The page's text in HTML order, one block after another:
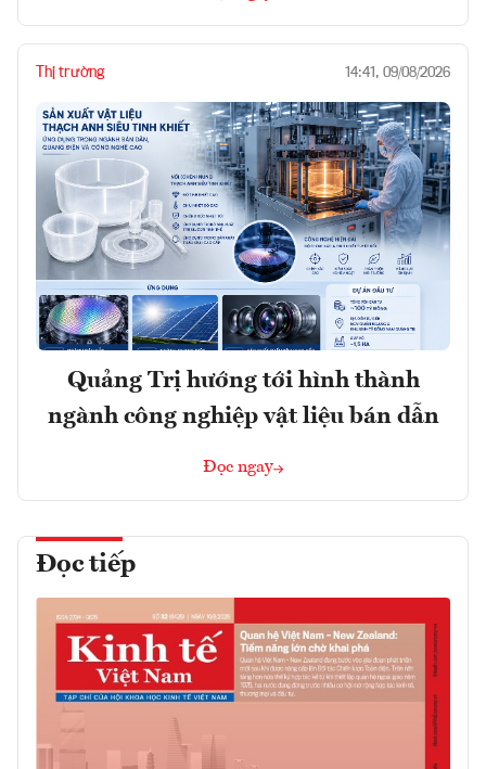
Thị trường 14:41, 09/08/2026
Quảng Trị hướng tới hình thành
ngành công nghiệp vật liệu bán dẫn
Đọc ngay
Đọc tiếp